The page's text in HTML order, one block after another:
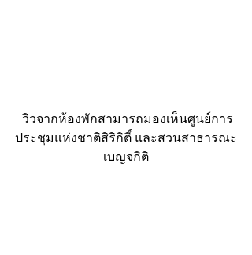
ประชุมแห่งชาติสิริกิติ์ และสวนสาธารณะ
เบญจกิติ